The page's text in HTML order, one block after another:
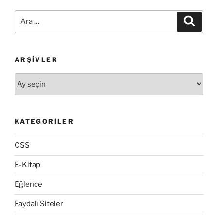
ARŞIVLER
KATEGORILER
CSS
E-Kitap
Eğlence
Faydalı Siteler